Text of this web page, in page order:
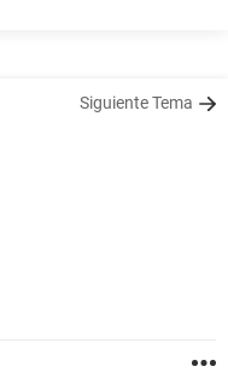
Siguiente Tema